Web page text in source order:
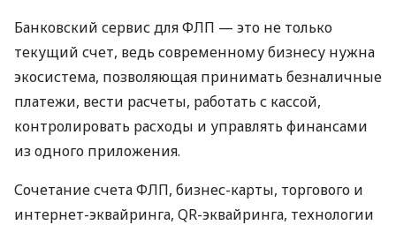
Банковский сервис для ФЛП — это не только
текущий счет, ведь современному бизнесу нужна
экосистема, позволяющая принимать безналичные
платежи, вести расчеты, работать с кассой,
контролировать расходы и управлять финансами
из одного приложения.
Сочетание счета ФЛП, бизнес-карты, торгового и
интернет-эквайринга, QR-эквайринга, технологии